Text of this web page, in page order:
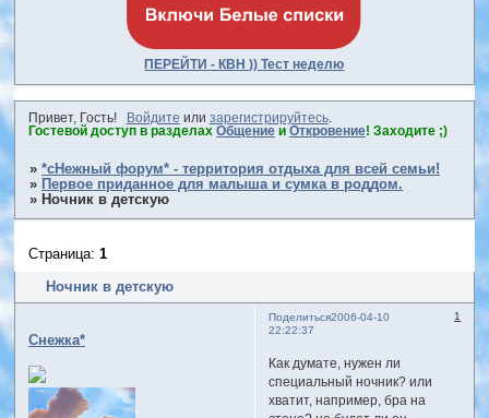
ПЕРЕЙТИ - КВН )) Тест неделю
Привет, Гость! Войдите или зарегистрируйтесь.
Гостевой доступ в разделах Общениеи Откровение! Заходите ;)
»*сНежный форум* - территория отдыха для всей семьи!
» Первое приданное для малыша и сумка в роддом.
» Ночник в детскую
Ночник в детскую
Страница:1
Поделиться 1
2006-04-10
22:22:37
Снежка*
Как думате, нужен ли
специальный ночник? или
хватит, например, бра на